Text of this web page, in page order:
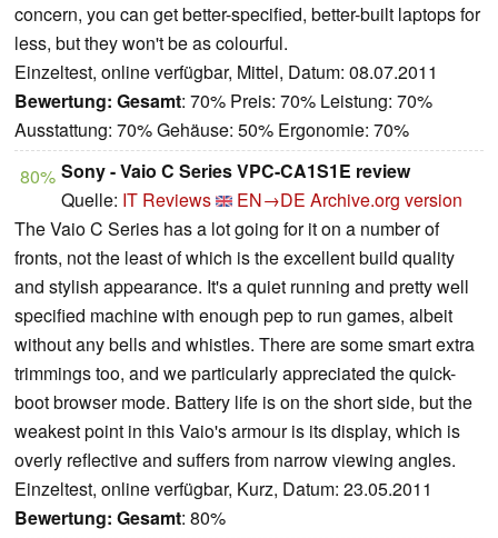
concern, you can get better-specified, better-built laptops for
less, but they won't be as colourful.
Einzeltest, online verfügbar, Mittel, Datum: 08.07.2011
Bewertung: Gesamt: 70% Preis: 70% Leistung: 70%
Ausstattung: 70% Gehäuse: 50% Ergonomie: 70%
80% Sony - Vaio C Series VPC-CA1S1E review
Quelle: IT Reviews EN→DE Archive.org version
The Vaio C Series has a lot going for it on a number of
fronts, not the least of which is the excellent build quality
and stylish appearance. It's a quiet running and pretty well
specified machine with enough pep to run games, albeit
without any bells and whistles. There are some smart extra
trimmings too, and we particularly appreciated the quick-
boot browser mode. Battery life is on the short side, but the
weakest point in this Vaio's armour is its display, which is
overly reflective and suffers from narrow viewing angles.
Einzeltest, online verfügbar, Kurz, Datum: 23.05.2011
Bewertung: Gesamt: 80%